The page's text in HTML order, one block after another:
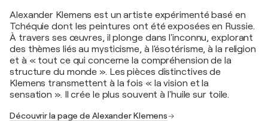
Alexander Klemens est un artiste expérimenté basé en
Tchéquie dont les peintures ont été exposées en Russie.
À travers ses œuvres, il plonge dans l'inconnu, explorant
des thèmes liés au mysticisme, à l'ésotérisme, à la religion
et à « tout ce qui concerne la compréhension de la
structure du monde ». Les pièces distinctives de
Klemens transmettent à la fois « la vision et la
sensation ». Il crée le plus souvent à l'huile sur toile.
Découvrir la page de Alexander Klemens